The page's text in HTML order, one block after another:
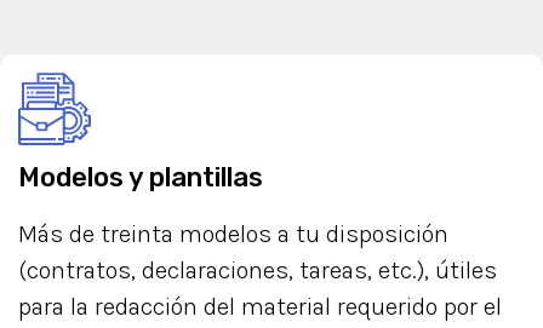
Modelos y plantillas
Más de treinta modelos a tu disposición
(contratos, declaraciones, tareas, etc.), útiles
para la redacción del material requerido por el